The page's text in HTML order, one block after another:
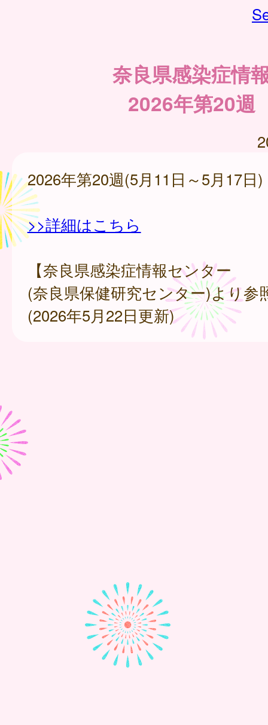
奈良県感染症情
2026年第20週
2026年第20週(5月11日～5月17日)
>>詳細はこちら
【奈良県感染症情報センター
(奈良県保健研究センター)より参
(2026年5月22日更新)